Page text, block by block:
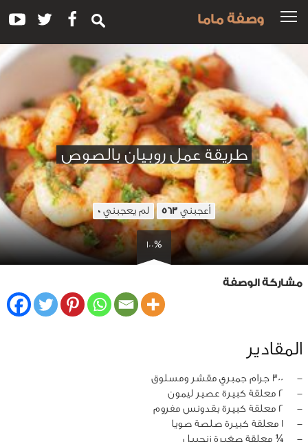
وصفة ماما
طريقة عمل روبيان بالصوص
أعجبني 563 لم يعجبني 0
100%
مشاركة الوصفة
المقادير
‏-
300 جرام جمبري مقشر ومسلوق
‏-
2 معلقة كبيرة عصير ليمون
‏-
2 معلقة كبيرة بقدونس مفروم
‏-
1 معلقة كبيرة صلصة صويا
‏-
¼ معلقة صغيرة زنجبيل